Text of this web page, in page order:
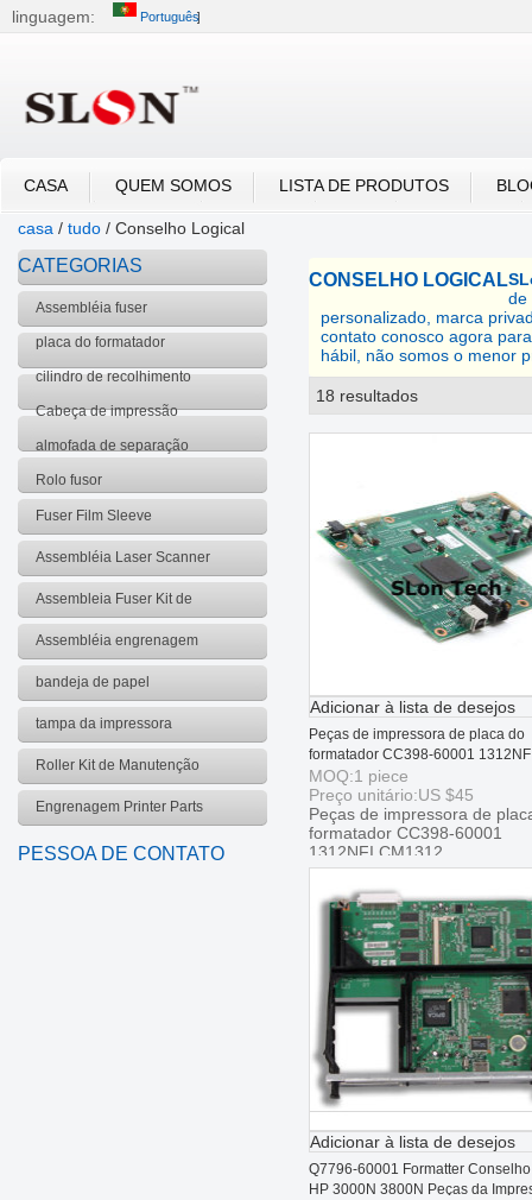
linguagem: Português
CASA QUEM SOMOS LISTA DE PRODUTOS
casa / tudo / Conselho Logical
CATEGORIAS
Assembléia fuser
placa do formatador
cilindro de recolhimento
Cabeça de impressão
almofada de separação
Rolo fusor
Fuser Film Sleeve
Assembléia Laser Scanner
Assembleia Fuser Kit de
manutenção
Assembléia engrenagem
bandeja de papel
tampa da impressora
Roller Kit de Manutenção
Engrenagem Printer Parts
PESSOA DE CONTATO
CONSELHO LOGICAL
de
personalizado, marca
contato conosco agora
hábil, não somos o menor
18 resultados
Adicionar à lista de desejos
Peças de impressora de placa do
formatador CC398-60001
CM1312
MOQ:1 piece
Preço unitário:US $45
Peças de impressora de
formatador CC398-60001
1312NFI CM1312
Adicionar à lista de desejos
Q7796-60001 Formatter
HP 3000N 3800N Peças da